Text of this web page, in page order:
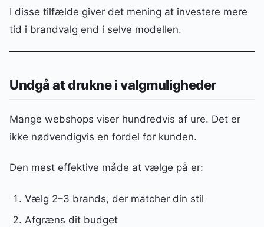
I disse tilfælde giver det mening at investere mere
tid i brandvalg end i selve modellen.
Undgå at drukne i valgmuligheder
Mange webshops viser hundredvis af ure. Det er
ikke nødvendigvis en fordel for kunden.
Den mest effektive måde at vælge på er:
Vælg 2–3 brands, der matcher din stil
Afgræns dit budget